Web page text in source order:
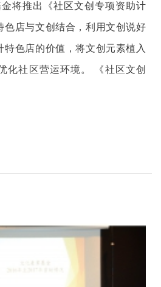
将推出《社区文创专项资助计
色店与文创结合，利用文创说好
特色店的价值，将文创元素植入
化社区营运环境。 《社区文创